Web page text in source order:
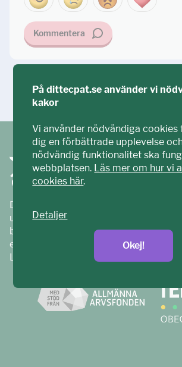
Kommentera
Ställ din fråga!
Ditt ECPAT har tagits fram
unga. Vi är en del av ECPAT Sverige – en
barnrättsorganisation som arbetar mot
exploatering av barn.
Läs mer på
ecpat.se
På dittecpat.se använder vi
kakor
Vi använder nödvändiga cookies
dig en förbättrade upplevelse
nödvändig funktionalitet ska
webbplatsen. Läs mer om hur vi
cookies här.
Detaljer
Okej!